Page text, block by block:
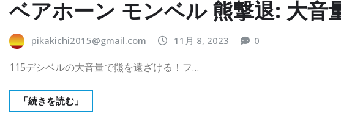
ベアホーン モンベル 熊撃退: 大
pikakichi2015@gmail.com 11月 8, 2023 0
115デシベルの大音量で熊を遠ざける！フ…
「続きを読む」